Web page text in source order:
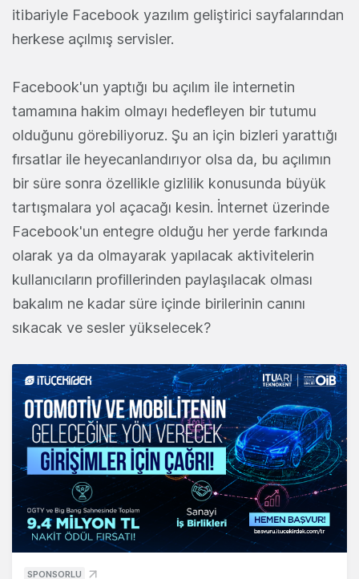
itibariyle Facebook yazılım geliştirici sayfalarından
herkese açılmış servisler.
Facebook'un yaptığı bu açılım ile internetin
tamamına hakim olmayı hedefleyen bir tutumu
olduğunu görebiliyoruz. Şu an için bizleri yarattığı
fırsatlar ile heyecanlandırıyor olsa da, bu açılımın
bir süre sonra özellikle gizlilik konusunda büyük
tartışmalara yol açacağı kesin. İnternet üzerinde
Facebook'un entegre olduğu her yerde farkında
olarak ya da olmayarak yapılacak aktivitelerin
kullanıcıların profillerinden paylaşılacak olması
bakalım ne kadar süre içinde birilerinin canını
sıkacak ve sesler yükselecek?
SPONSORLU